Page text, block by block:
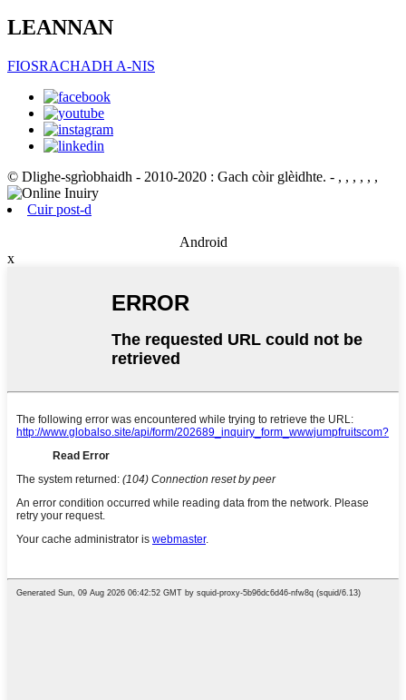
LEANNAN
FIOSRACHADH A-NIS
© Dlighe-sgrìobhaidh - 2010-2020 : Gach còir glèidhte. - , , , , , ,
Cuir post-d
Android
x